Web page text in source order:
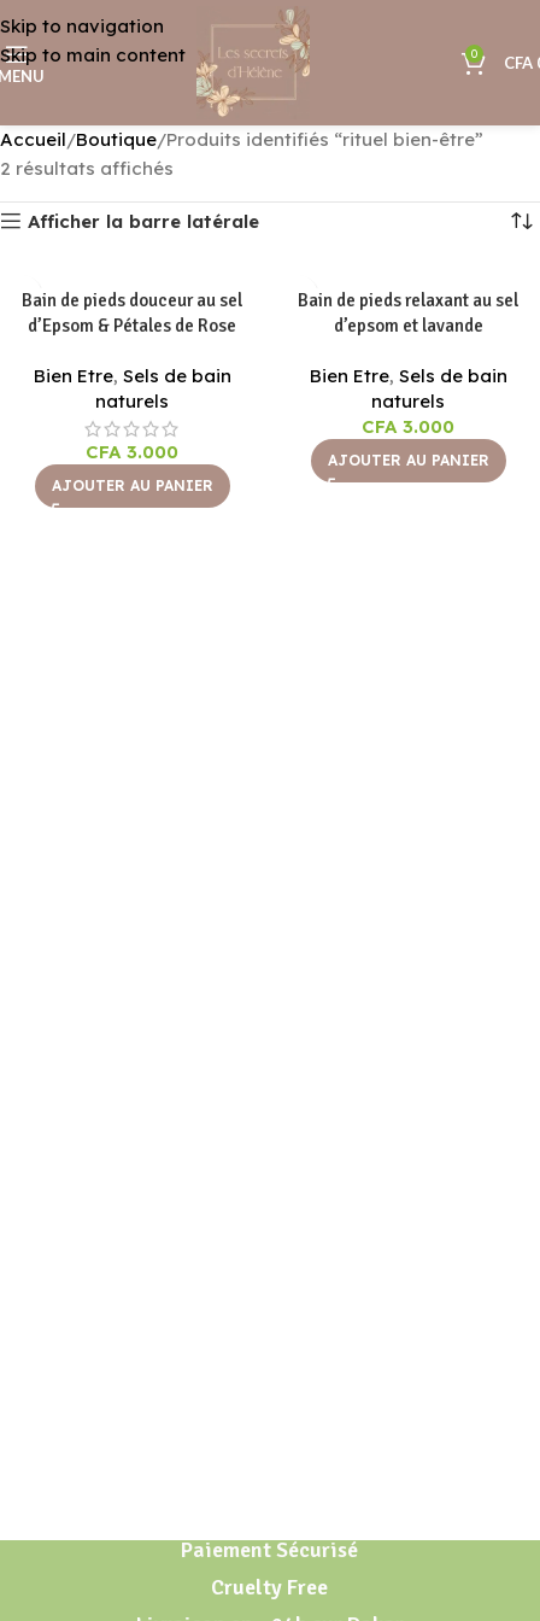
Skip to navigation
Skip to main content
0 CFA
Accueil Boutique Produits identifiés “rituel bien-être”
2 résultats affichés
Afficher la barre latérale
Bain de pieds douceur au sel
d’Epsom & Pétales de Rose
Bien Etre, Sels de bain
naturels
CFA3.000
AJOUTER AU PANIER
Bain de pieds relaxant au sel
d’epsom et lavande
Bien Etre, Sels de bain
naturels
CFA3.000
AJOUTER AU PANIER
Paiement Sécurisé
Cruelty Free